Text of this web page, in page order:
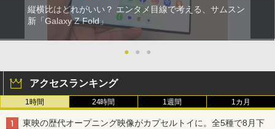
縦横比はどれがいい？ エンタメ目線で考える、サムスン
新「Galaxy Z Fold」
● ● ●
アクセスランキング
1時間 24時間 1週間 1カ月
東映の歴代オープニング映像がカプセルトイに。全5種で8月下